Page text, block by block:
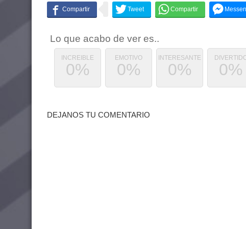
Lo que acabo de ver es..
INCREIBLE
0%
EMOTIVO
0%
INTERESANTE
0% 0%
DEJANOS TU COMENTARIO